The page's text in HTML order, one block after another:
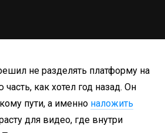
не разделять платформу на
как хотел год назад. Он
пути, а именно наложить
для видео, где внутри